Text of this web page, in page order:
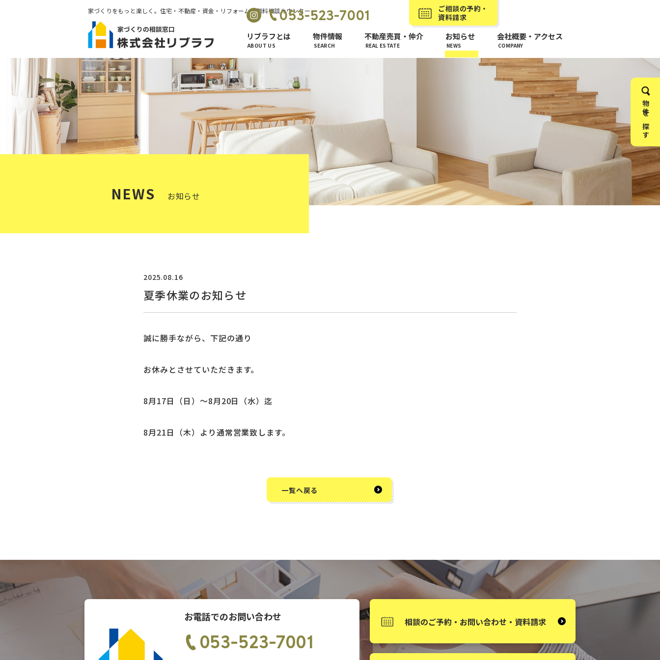
家づくりをもっと楽しく。住宅・不動産・資金・リフォームの無料相談カウンター053-523-7001
ご相談の予約・
資料請求
リブラフとは
ABOUT US
物件情報
SEARCH
不動産売買・仲介
REAL ESTATE
お知らせ
NEWS
会社概要・アクセス
COMPANY
物件を探す
NEWS お知らせ
2025.08.16
夏季休業のお知らせ
誠に勝手ながら、下記の通り
お休みとさせていただきます。
8月17日（日）〜8月20日（水）迄
8月21日（木）より通常営業致します。
一覧へ戻る
お電話でのお問い合わせ
053-523-7001
相談のご予約・お問い合わせ・資料請求